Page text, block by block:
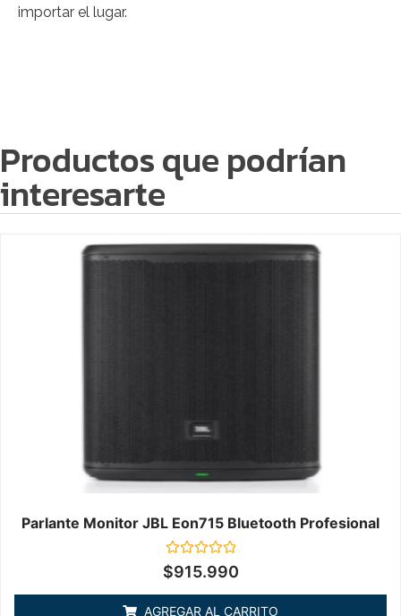
importar el lugar.
Productos que podrían
interesarte
Parlante Monitor JBL Eon715 Bluetooth Profesional
Valorado
en
de
$915.990
AGREGAR AL CARRITO